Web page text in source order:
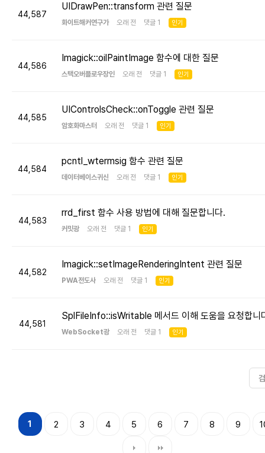
44,587
UIDrawPen::transform 관련 질문
화이트해커연구가 오래 전 댓글 1 인기
44,586
Imagick::oilPaintImage 함수에 대한 질문
스택오버플로우장인 오래 전 댓글 1 인기
44,585
UIControlsCheck::onToggle 관련 질문
암호화마스터 오래 전 댓글 1 인기
44,584
pcntl_wtermsig 함수 관련 질문
데이터베이스귀신 오래 전 댓글 1 인기
44,583
rrd_first 함수 사용 방법에 대해 질문합니다.
커밋광 오래 전 댓글 1 인기
44,582
Imagick::setImageRenderingIntent 관련 질문
PWA전도사 오래 전 댓글 1 인기
44,581
SplFileInfo::isWritable 메서드 이해 도움을 요청합니
WebSocket광 오래 전 댓글 1 인기
1 2 3 4 5 6 7 8 9